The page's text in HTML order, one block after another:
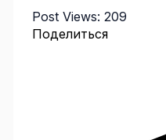
Post Views: 209
Поделиться